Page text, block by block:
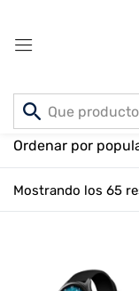
Inicio
Mostrando los 65
Ordenar por